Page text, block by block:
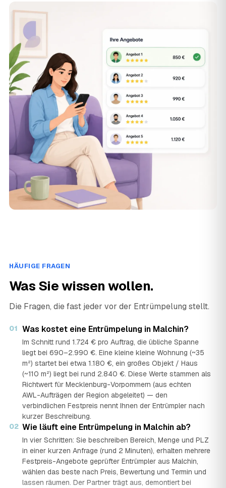
HÄUFIGE FRAGEN
Was Sie wissen wollen.
Die Fragen, die fast jeder vor der Entrümpelung stellt.
01 Was kostet eine Entrümpelung in Malchin?
Im Schnitt rund 1.724 € pro Auftrag, die übliche Spanne
liegt bei 690–2.990 €. Eine kleine kleine Wohnung (~35
m²) startet bei etwa 1.180 €, ein großes Objekt / Haus
(~110 m²) liegt bei rund 2.840 €. Diese Werte stammen als
Richtwert für Mecklenburg-Vorpommern (aus echten
AWL-Aufträgen der Region abgeleitet) — den
verbindlichen Festpreis nennt Ihnen der Entrümpler nach
kurzer Beschreibung.
02 Wie läuft eine Entrümpelung in Malchin ab?
In vier Schritten: Sie beschreiben Bereich, Menge und PLZ
in einer kurzen Anfrage (rund 2 Minuten), erhalten mehrere
Festpreis-Angebote geprüfter Entrümpler aus Malchin,
wählen das beste nach Preis, Bewertung und Termin und
lassen räumen. Der Partner trägt aus, demontiert bei